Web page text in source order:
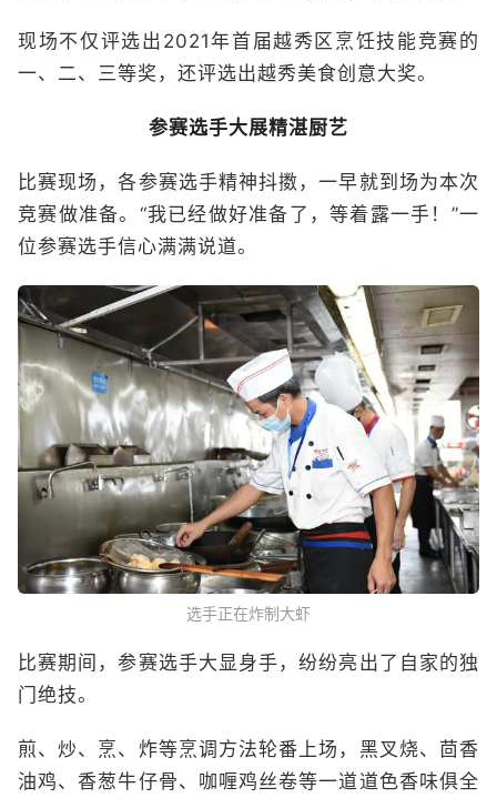
现场不仅评选出2021年首届越秀区烹饪技能竞赛的
一、二、三等奖，还评选出越秀美食创意大奖。
参赛选手大展精湛厨艺
比赛现场，各参赛选手精神抖擞，一早就到场为本次
竞赛做准备。“我已经做好准备了，等着露一手！”一
位参赛选手信心满满说道。
选手正在炸制大虾
比赛期间，参赛选手大显身手，纷纷亮出了自家的独
门绝技。
煎、炒、烹、炸等烹调方法轮番上场，黑叉烧、茴香
油鸡、香葱牛仔骨、咖喱鸡丝卷等一道道色香味俱全